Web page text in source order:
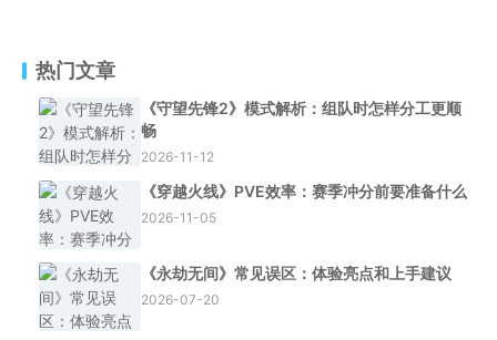
热门文章
《守望先锋2》模式解析：组队时怎样分工更顺
畅
2026-11-12
《穿越火线》PVE效率：赛季冲分前要准备什么
2026-11-05
《永劫无间》常见误区：体验亮点和上手建议
2026-07-20